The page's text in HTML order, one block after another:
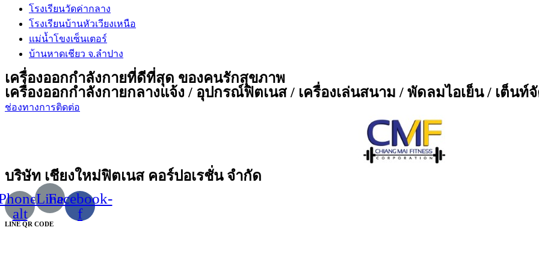
โรงเรียนวัดค่ากลาง
โรงเรียนบ้านหัวเวียงเหนือ
แม่น้ำโขงเซ็นเตอร์
บ้านหาดเชียว จ.ลำปาง
เครื่องออกกำลังกายที่ดีที่สุด ของคนรักสุขภาพ
เครื่องออกกำลังกายกลางแจ้ง / อุปกรณ์ฟิตเนส / เครื่องเล่นสนาม / พัดลมไอเย็น / เต็นท์
ช่องทางการติดต่อ
บริษัท เชียงใหม่ฟิตเนส คอร์ปอเรชั่น จำกัด
alt
Line
Facebook-
f
LINE QR CODE